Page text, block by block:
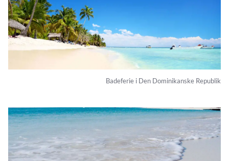
Badeferie i Den Dominikanske Republik